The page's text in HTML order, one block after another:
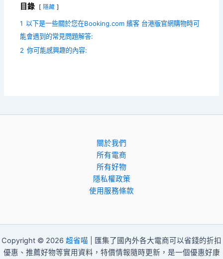
目錄 隱藏
1 以下是一些關於您在Booking.com 繽客 台港版官網購物時可
能會遇到的常見問題解答:
2 你可能感興趣的內容:
關於我們
所有電商
所有好物
隱私權政策
使用服務條款
Copyright © 2026 超省喵 | 匯集了國內外各大電商可以省錢的折扣
優惠、推薦好物等實用資料，特價情報隨時更新，是一個優惠好康